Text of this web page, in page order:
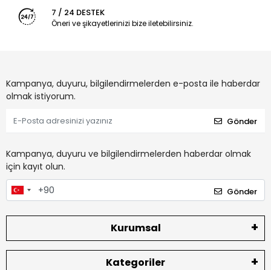
7 / 24 DESTEK
Öneri ve şikayetlerinizi bize iletebilirsiniz.
Kampanya, duyuru, bilgilendirmelerden e-posta ile haberdar
olmak istiyorum.
Gönder
Kampanya, duyuru ve bilgilendirmelerden haberdar olmak
için kayıt olun.
Gönder
Kurumsal
Kategoriler